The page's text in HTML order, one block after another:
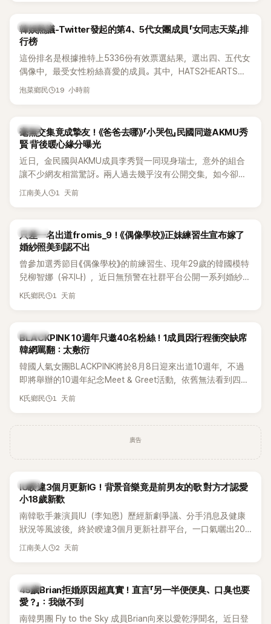
熱議討論
韓娛熱議-Twitter發起的第4、5代女團成員「女同志天菜」排
行榜
這份排名是根據推特上5336份有效票選結果，選出四、五代女
偶像中，最受女性粉絲喜愛的成員。其中，HATS2HEARTS成
員包攬了前三名，展現了她們在女性社群中的高人氣。
泡菜鄉民 19 小時前
韓星
毫無交集竟成摯友！《爸爸去哪》「小哭包」民國同遊AKMU秀
賢 背後暖心緣分曝光
近日，金民國與AKMU成員李秀賢一同現身瑞士，意外的組合
讓不少網友相當驚訝。兩人過去幾乎沒有公開交集，如今卻一
起踏上瑞士之旅，也讓粉絲紛紛好奇：「他們到底是怎麼認識
江南美人 1 天前
K-POP
只差一名出道fromis_9！《偶像學校》正妹練習生宣布嫁了
婚紗照美到認不出
曾參加選秀節目《偶像學校》的前練習生、現年29歲的韓國模特
兒柳智娜（유지나），近日無預警在社群平台公開一系列婚紗
照，親自宣布即將步入婚姻，消息曝光後讓不少曾追看節目的
K氏鄉民 1 天前
K-POP
BLACKPINK 10週年只邀40名粉絲！1成員因行程衝突缺席
韓網罵翻：太敷衍
韓國人氣女團BLACKPINK將於8月8日迎來出道10週年，不過
即將舉辦的10週年紀念Meet & Greet活動，依舊無法看到四人
合體。根據韓媒《MyDaily》7日報導，當天將由Jisoo（智秀）、
K氏鄉民 1 天前
廣告
韓星
IU睽違3個月更新IG！背景音樂竟是前男友的歌 對方才認愛
小18歲新歡
南韓歌手兼演員IU（李知恩）歷經新劇爭議、分手消息及健康
狀況等風波後，終於睽違3個月更新社群平台，一口氣曬出20
張近況照，讓大批粉絲又驚又喜。不過，比起照片本身，更引
江南美人 2 天前
韓星
45歲Brian拒婚原因超真實！直言「另一半便便臭、口臭也要
愛？」：我做不到
南韓男團 Fly to the Sky 成員Brian向來以愛乾淨聞名，近日登